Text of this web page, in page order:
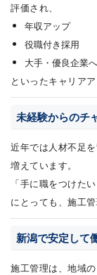
評価され、
年収アップ
役職付き採用
大手・優良企業
といったキャリア
未経験からのチ
近年では人材不足
増えています。
「手に職をつけた
にとっても、施工
新潟で安定して
施工管理は、地域